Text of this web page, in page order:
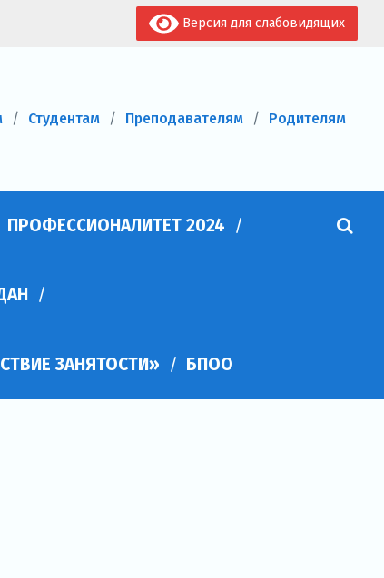
Версия для слабовидящих
Студентам Преподавателям Родителям
ПРОФЕССИОНАЛИТЕТ 2024
ЗАНЯТОСТИ» БПОО